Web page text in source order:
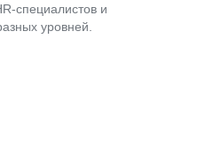
специалистов и
уровней.